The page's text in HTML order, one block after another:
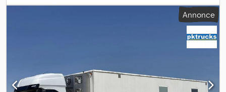
gauche 6 mm, côté droit 6 mm Dodpfozrk Srox Af Rjck Essieu 3 :
côté gauche 6 mm, côté droit 6 mm = Pour plus d’informations =
Annonce